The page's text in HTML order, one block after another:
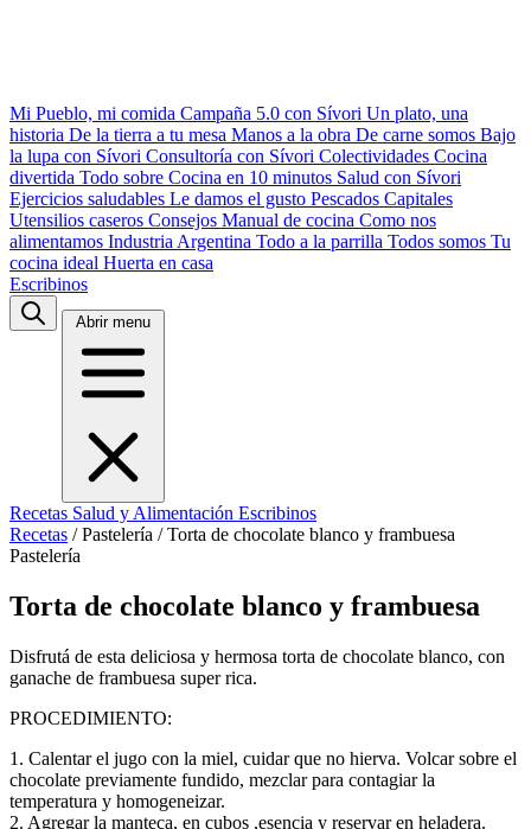
Mi Pueblo, mi comida Campaña 5.0 con Sívori Un plato, una
historia De la tierra a tu mesa Manos a la obra De carne somos Bajo
la lupa con Sívori Consultoría con Sívori Colectividades Cocina
divertida Todo sobre Cocina en 10 minutos Salud con Sívori
Ejercicios saludables Le damos el gusto Pescados Capitales
Utensilios caseros Consejos Manual de cocina Como nos
alimentamos Industria Argentina Todo a la parrilla Todos somos Tu
cocina ideal Huerta en casa
Escribinos
Abrir menu
Recetas Salud y Alimentación Escribinos
Recetas / Pastelería / Torta de chocolate blanco y frambuesa
Pastelería
Torta de chocolate blanco y frambuesa
Disfrutá de esta deliciosa y hermosa torta de chocolate blanco, con
ganache de frambuesa super rica.
PROCEDIMIENTO:
​1. Calentar el jugo con la miel, cuidar que no hierva. Volcar sobre el
chocolate previamente fundido, mezclar para contagiar la
temperatura y homogeneizar.
​2. Agregar la manteca, en cubos ,esencia y reservar en heladera.